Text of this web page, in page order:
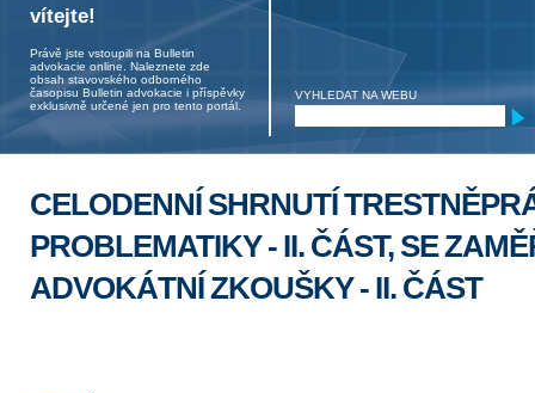
vítejte!
Právě jste vstoupili na Bulletin
advokacie online. Naleznete zde
obsah stavovského odborného
časopisu Bulletin advokacie i příspěvky
exklusivně určené jen pro tento portál.
VYHLEDAT NA WEBU
CELODENNÍ SHRNUTÍ
PROBLEMATIKY - II. ČÁST, SE
ADVOKÁTNÍ ZKOUŠKY - II. ČÁST